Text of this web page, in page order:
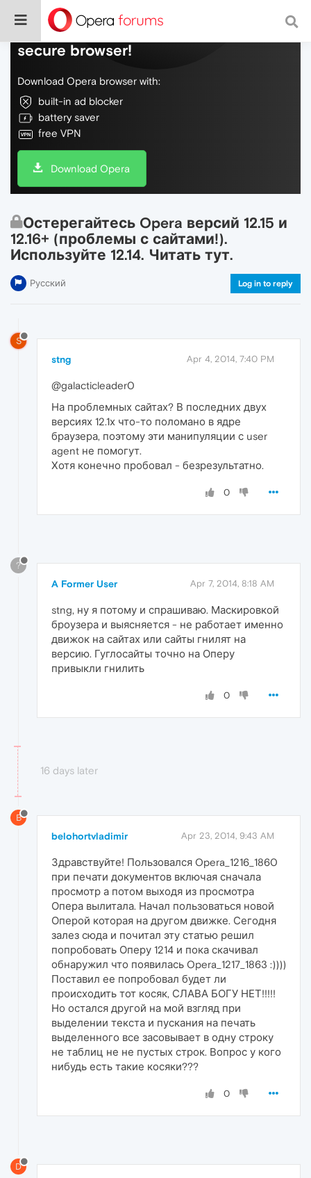
Do more on the web, with a fast and
secure browser!
Download Opera browser with:
built-in ad blocker
battery saver
free VPN
Download Opera
Остерегайтесь Opera версий 12.15 и
12.16+ (проблемы с сайтами!).
Используйте 12.14. Читать тут.
Русский Log in to reply
S
stng Apr 4, 2014, 7:40 PM
@galacticleader0
На проблемных сайтах? В последних двух
версиях 12.1х что-то поломано в ядре
браузера, поэтому эти манипуляции с user
agent не помогут.
Хотя конечно пробовал - безрезультатно.
0
?
A Former User Apr 7, 2014, 8:18 AM
stng, ну я потому и спрашиваю. Маскировкой
броузера и выясняется - не работает именно
движок на сайтах или сайты гнилят на
версию. Гуглосайты точно на Оперу
привыкли гнилить
0
16 days later
B
belohortvladimir Apr 23, 2014, 9:43 AM
Здравствуйте! Пользовался Opera_1216_1860
при печати документов включая сначала
просмотр а потом выходя из просмотра
Опера вылитала. Начал пользоваться новой
Оперой которая на другом движке. Сегодня
залез сюда и почитал эту статью решил
попробовать Оперу 1214 и пока скачивал
обнаружил что появилась Opera_1217_1863 :))))
Поставил ее попробовал будет ли
происходить тот косяк, СЛАВА БОГУ НЕТ!!!!!
Но остался другой на мой взгляд при
выделении текста и пускания на печать
выделенного все засовывает в одну строку
не таблиц не не пустых строк. Вопрос у кого
нибудь есть такие косяки???
0
D